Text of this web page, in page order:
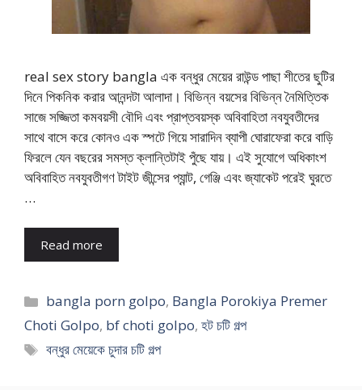
real sex story bangla এক বন্ধুর মেয়ের রাউন্ড পাছা শীতের ছুটির
দিনে পিকনিক করার আনন্দটা আলাদা। বিভিন্ন বয়সের বিভিন্ন নৈমিত্তিক
সাজে সজ্জিতা কমবয়সী বৌদি এবং প্রাপ্তবয়স্ক অবিবাহিতা নবযুবতীদের
সাথে বাসে করে কোনও এক স্পটে গিয়ে সারাদিন ব্যাপী ঘোরাফেরা করে বাড়ি
ফিরলে যেন বছরের সমস্ত ক্লান্তিটাই পুঁছে যায়। এই সুযোগে অধিকাংশ
অবিবাহিত নবযুবতীগণ টাইট জীন্সের প্যান্ট, গেঞ্জি এবং জ্যাকেট পরেই ঘুরতে
…
Read more
Categories
bangla porn golpo, Bangla Porokiya Premer
Choti Golpo, bf choti golpo, হট চটি গল্প
Tags
বন্ধুর মেয়েকে চুদার চটি গল্প